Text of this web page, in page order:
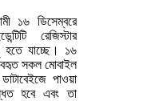
১৬ ডিসেম্বরে
রেজিস্টার
হতে যাচ্ছে। ১৬
সকল মোবাইল
পাওয়া
হবে এবং তা